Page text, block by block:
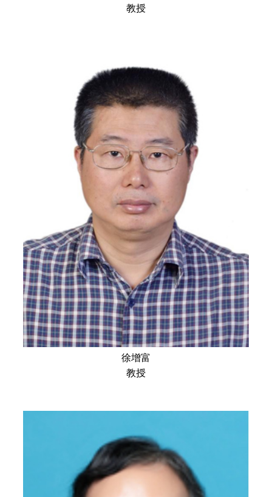
教授
徐增富
教授